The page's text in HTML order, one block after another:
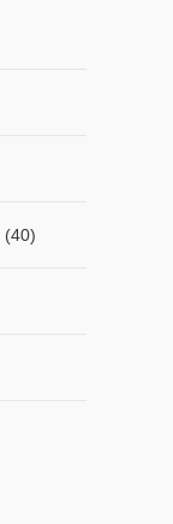
(40)